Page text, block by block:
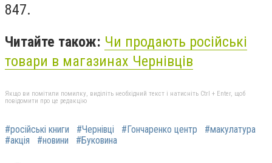
847.
Читайте також: Чи продають російські
товари в магазинах Чернівців
Якщо ви помітили помилку, виділіть необхідний текст і натисніть Ctrl + Enter, щоб
повідомити про це редакцію
#російські книги #Чернівці #Гончаренко центр
#макулатура
#акція
#новини #Буковина